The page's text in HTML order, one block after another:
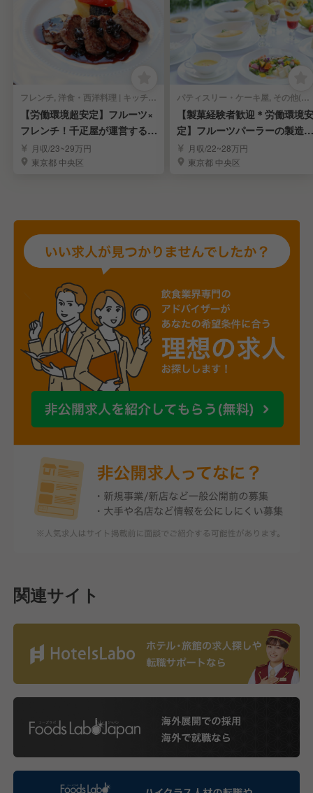
フレンチ, 洋食・西洋料理 | キッチンスタッフ
【労働環境超安定】フルーツ×
フレンチ！千疋屋が運営するレ
ストラン調理人
月収/23~29万円
東京都 中央区
パティスリー・ケーキ屋, その他(料理ジャンル) | キッチンスタッフ
【製菓経験者歓迎＊労働環境安
定】フルーツパーラーの製造・
調理スタッフ募集
月収/22~28万円
東京都 中央区
関連サイト